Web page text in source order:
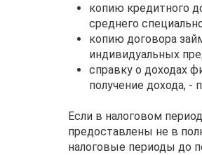
копию кредитного
среднего
копию договора
индивидуальных
справку о доходах
получение дохода, -
Если в налоговом
предоставлены не в
налоговые периоды до